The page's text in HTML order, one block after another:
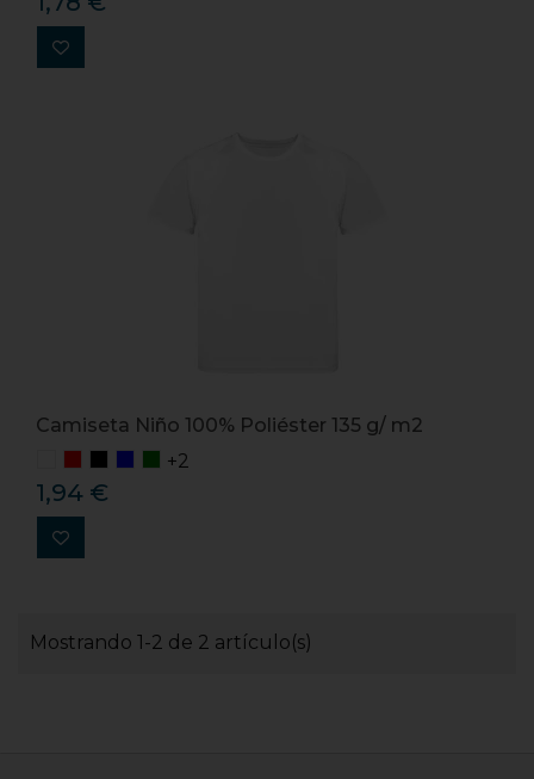
Camiseta Niño 100% Poliéster 135 g/ m2
+2
1,94 €
Mostrando 1-2 de 2 artículo(s)